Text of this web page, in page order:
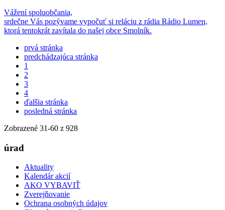
Vážení spoluobčania,
srdečne Vás pozývame vypočuť si reláciu z rádia Rádio Lumen,
ktorá tentokrát zavítala do našej obce Smolník.
prvá stránka
predchádzajúca stránka
1
2
3
4
ďalšia stránka
posledná stránka
Zobrazené 31-60 z 928
úrad
Aktuality
Kalendár akcií
AKO VYBAVIŤ
Zverejňovanie
Ochrana osobných údajov